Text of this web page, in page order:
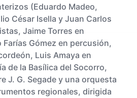
(Eduardo Madeo,
César Isella y Juan Carlos
Jaime Torres en
Gómez en percusión,
Luis Amaya en
de la Basílica del Socorro,
J. G. Segade y una orquesta
regionales, dirigida